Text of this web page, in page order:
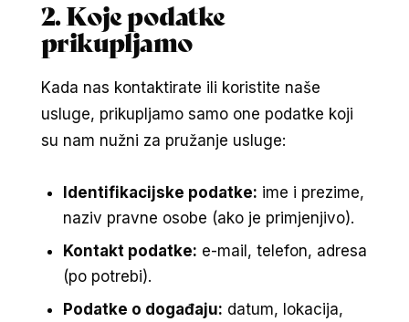
2. Koje podatke
prikupljamo
Kada nas kontaktirate ili koristite naše
usluge, prikupljamo samo one podatke koji
su nam nužni za pružanje usluge:
Identifikacijske podatke: ime i prezime,
naziv pravne osobe (ako je primjenjivo).
Kontakt podatke: e-mail, telefon, adresa
(po potrebi).
Podatke o događaju: datum, lokacija,